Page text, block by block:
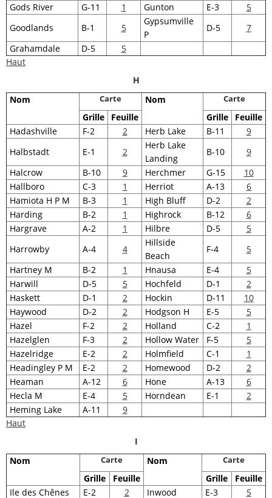
Gods River
G-11 1 Gunton E-3
5
Goodlands
B-1 5
Gypsumville
P
D-5
7
Grahamdale
D-5
5
Haut
H
Nom
Carte Nom Carte
Grille Feuille Grille
Feuille
Hadashville
F-2 2 Herb Lake B-11
9
Halbstadt
E-1 2
Herb Lake
Landing
B-10
9
Halcrow
B-10 9 Herchmer G-15
10
Hallboro
C-3 1 Herriot A-13
6
Hamiota H P M
B-3 1 High Bluff D-2
2
Harding
B-2 1 Highrock B-12
6
Hargrave
A-2 1 Hilbre D-5
5
Harrowby
A-4 4
Hillside
Beach
F-4
5
Hartney M
B-2 1 Hnausa E-4
5
Harwill
D-5 5 Hochfeld D-1
2
Haskett
D-1 2 Hockin D-11
10
Haywood
D-2 2 Hodgson H E-5
5
Hazel
F-2 2 Holland C-2
1
Hazelglen
F-3 2 Hollow Water F-5
5
Hazelridge
E-2 2 Holmfield C-1
1
Headingley P M
E-2 2 Homewood D-2
2
Heaman
A-12 6 Hone A-13
6
Hecla M
E-4 5 Horndean E-1
2
Heming Lake
A-11
9
Haut
I
Nom
Carte Nom Carte
Grille Feuille Grille
Feuille
Ile des Chênes
E-2 2 Inwood E-3
5